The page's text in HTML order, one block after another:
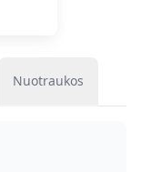
Nuotraukos